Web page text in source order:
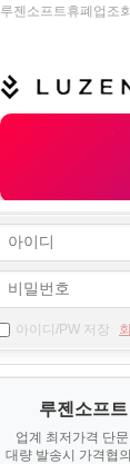
루젠소프트휴폐업조회
아이디/PW 저장
루젠소프
업계 최저가격 단
대량 발송시 가격협